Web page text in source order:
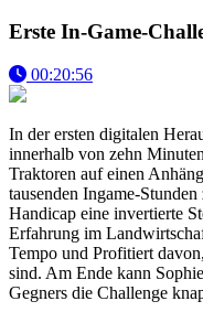
Erste In-Game-
00:20:56
In der ersten digitalen
innerhalb von zehn
Traktoren auf einen
tausenden Ingame-
Handicap eine invertierte
Erfahrung im
Tempo und Profitiert
sind. Am Ende kann
Gegners die Challenge